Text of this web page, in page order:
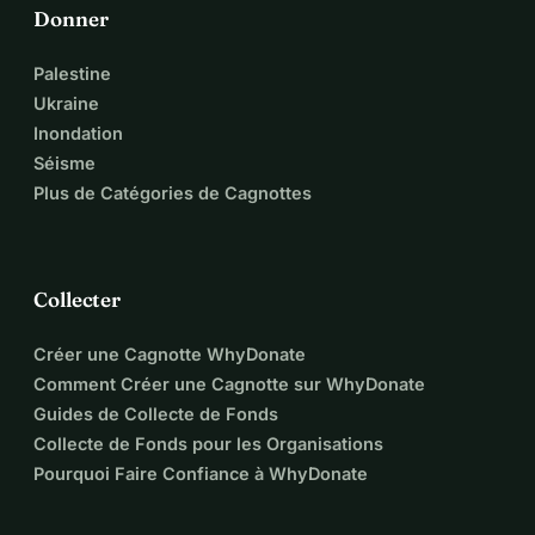
ihrem Heimatland in Berlin lebt, hat psychiatrische Gewalt
erfahren.
Sie benötigt dringend Unterstützung, um 4500 € für
medizinische Kosten und Schulden bis Ende Februar zu
decken.
ungerechte Systeme geschädigt wurde, und zeigt, dass
Solidarität Pflege, Würde und Hoffnung zurückbringen
kann.
💛 Jeder Beitrag zählt, selbst das Teilen dieser Kampagne
macht bereits einen großen Unterschied 🌿
Donner
Palestine
Ukraine
Inondation
Séisme
Plus de Catégories de Cagnottes
Collecter
Créer une Cagnotte WhyDonate
Comment Créer une Cagnotte sur WhyDonate
Guides de Collecte de Fonds
Collecte de Fonds pour les Organisations
Pourquoi Faire Confiance à WhyDonate